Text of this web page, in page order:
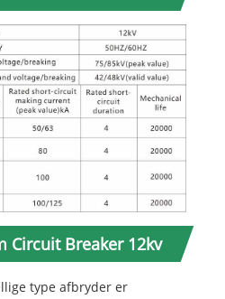
Circuit Breaker 12kv
type afbryder er